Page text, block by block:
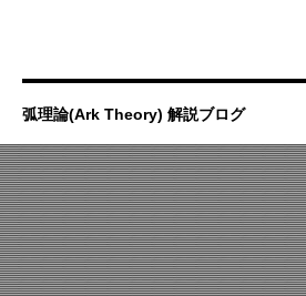
弧理論(Ark Theory) 解説ブログ